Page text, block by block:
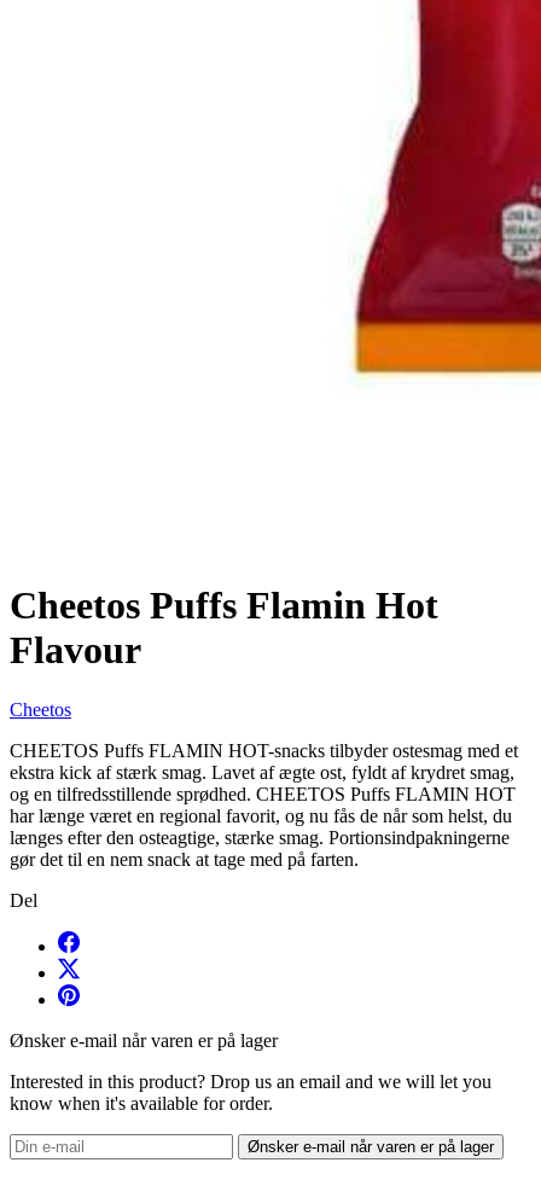
Cheetos Puffs Flamin Hot
Flavour
Cheetos
CHEETOS Puffs FLAMIN HOT-snacks tilbyder ostesmag med et
ekstra kick af stærk smag. Lavet af ægte ost, fyldt af krydret smag,
og en tilfredsstillende sprødhed. CHEETOS Puffs FLAMIN HOT
har længe været en regional favorit, og nu fås de når som helst, du
længes efter den osteagtige, stærke smag. Portionsindpakningerne
gør det til en nem snack at tage med på farten.
Del
Ønsker e-mail når varen er på lager
Interested in this product? Drop us an email and we will let you
know when it's available for order.
Ønsker e-mail når varen er på lager